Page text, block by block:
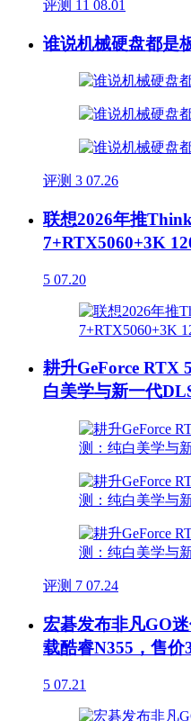
评测 11 08.01
谁说机械硬盘都是
评测 3 07.26
联想2026年推
7+RTX5060+3K
5 07.20
耕升GeForce RTX
白美学与新一代
评测 7 07.24
宏碁发布非凡GO
载酷睿N355，售价
5 07.21